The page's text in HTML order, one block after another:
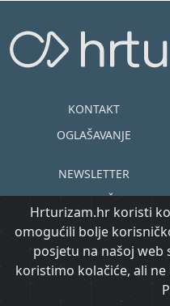
Hrturizam.hr koristi
omogućili bolje
posjetu na našoj
koristimo kolačiće, ali
KONTAKT
OGLAŠAVANJE
NEWSLETTER
UVJETI KORIŠTENJA
© Copyright
2015.-2026.
@